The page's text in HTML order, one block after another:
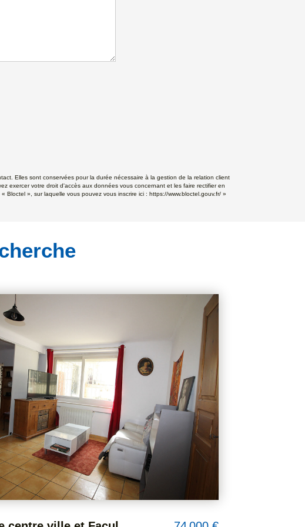
Elles sont conservées pour la durée nécessaire à la gestion de la relation client
exercer votre droit d'accès aux données vous concernant et les faire rectifier en
Bloctel », sur laquelle vous pouvez vous inscrire ici : https://www.bloctel.gouv.fr/»